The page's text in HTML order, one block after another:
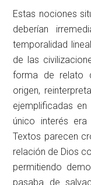
Estas nociones
deberían
temporalidad
de las
forma de relato
origen,
ejemplificadas
único interés
Textos parecen
relación de Dios
permitiendo
pasaba de